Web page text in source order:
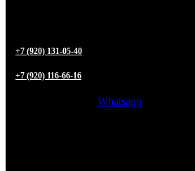
+7 (920) 131-05-40
+7 (920) 116-66-16
Whatsapp